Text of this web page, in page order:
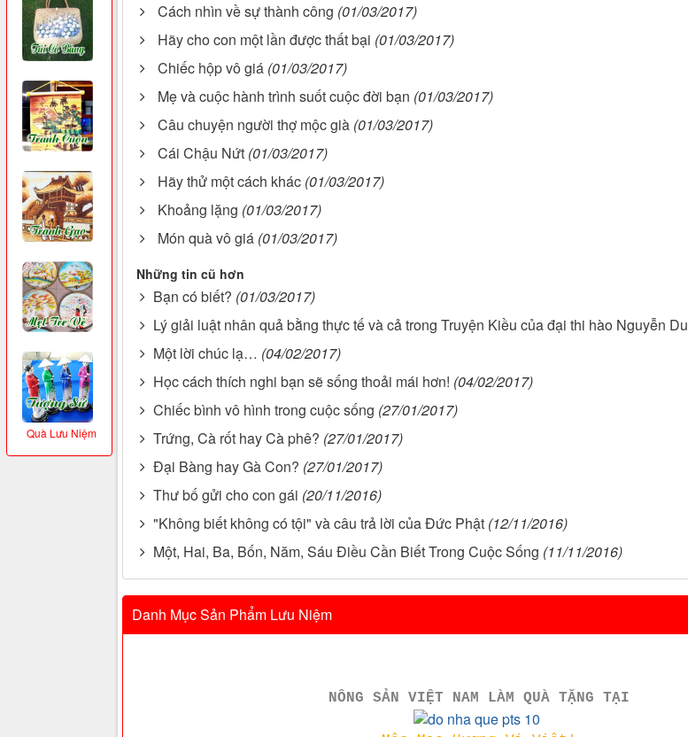
Cách nhìn về sự thành công (01/03/2017)
Hãy cho con một lần được thất bại (01/03/2017)
Chiếc hộp vô giá (01/03/2017)
Mẹ và cuộc hành trình suốt cuộc đời bạn (01/03/2017)
Câu chuyện người thợ mộc già (01/03/2017)
Cái Chậu Nứt (01/03/2017)
Hãy thử một cách khác (01/03/2017)
Khoảng lặng (01/03/2017)
Món quà vô giá (01/03/2017)
Những tin cũ hơn
Bạn có biết? (01/03/2017)
Lý giải luật nhân quả bằng thực tế và cả trong Truyện Kiều của đại thi hào Nguyễn Du
Một lời chúc lạ… (04/02/2017)
Học cách thích nghi bạn sẽ sống thoải mái hơn! (04/02/2017)
Chiếc bình vô hình trong cuộc sống (27/01/2017)
Trứng, Cà rốt hay Cà phê? (27/01/2017)
Đại Bàng hay Gà Con? (27/01/2017)
Thư bố gửi cho con gái (20/11/2016)
"Không biết không có tội" và câu trả lời của Đức Phật (12/11/2016)
Một, Hai, Ba, Bốn, Năm, Sáu Điều Cần Biết Trong Cuộc Sống (11/11/2016)
Danh Mục Sản Phẩm Lưu Niệm
NÔNG SẢN VIỆT NAM LÀM QUÀ TẶNG TẠI
Quà Lưu Niệm